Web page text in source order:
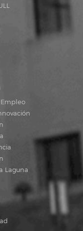
Laguna